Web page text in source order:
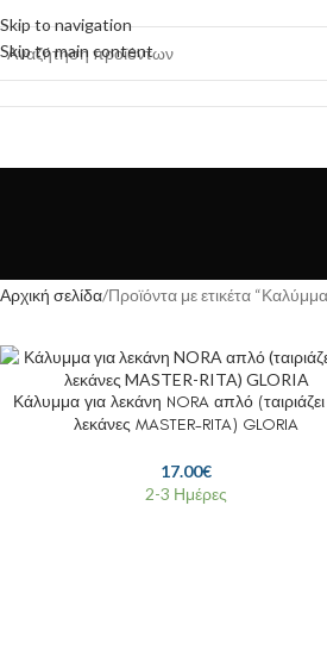
Skip to navigation
Skip to main content
Αρχική σελίδα Προϊόντα με ετικέτα
Κάλυμμα για λεκάνη NORA απλό (ταιριάζει
λεκάνες MASTER-RITA) GLORIA
17.00€
2-3 Ημέρες